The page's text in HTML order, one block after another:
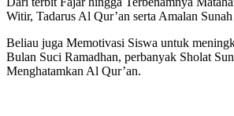
Witir, Tadarus Al Qur’an serta Amalan
Beliau juga Memotivasi Siswa untuk
Bulan Suci Ramadhan, perbanyak Sholat
Menghatamkan Al Qur’an.